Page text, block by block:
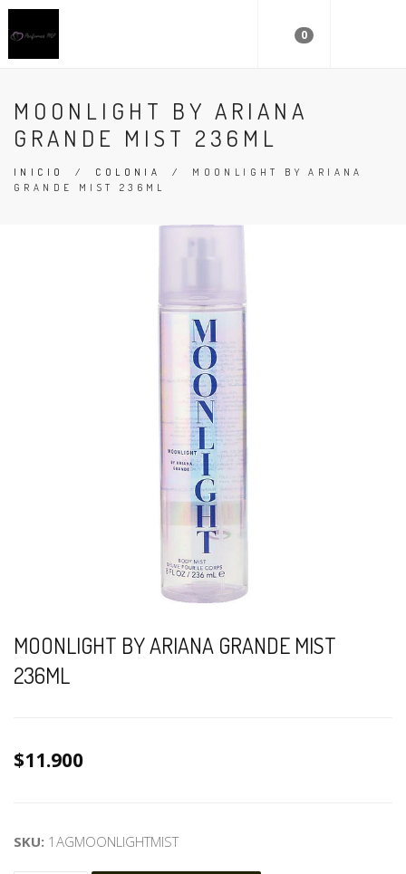
0
MOONLIGHT BY ARIANA
GRANDE MIST 236ML
INICIO / COLONIA / MOONLIGHT BY ARIANA
GRANDE MIST 236ML
MOONLIGHT BY ARIANA GRANDE MIST
236ML
$11.900
SKU: 1AGMOONLIGHTMIST